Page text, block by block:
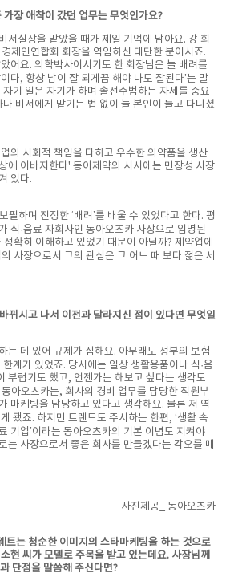
장 애착이 갔던 업무는 무엇인가요?
서실장을 맡았을 때가 제일 기억에 남아요. 강 회
제인연합회 회장을 역임하신 대단한 분이시죠.
어요. 의학박사이시기도 한 회장님은 늘 배려를
다, 항상 남이 잘 되게끔 해야 나도 잘된다’는 말
기 일은 자기가 하며 솔선수범하는 자세를 중요
비서에게 맡기는 법 없이 늘 본인이 들고 다니셨
의 사회적 책임을 다하고 우수한 의약품을 생산
에 이바지한다' 동아제약의 사시에는 민장성 사장
있다.
필하며 진정한 ‘배려’를 배울 수 있었다고 한다. 평
식·음료 자회사인 동아오츠카 사장으로 임명된
확히 이해하고 있었기 때문이 아닐까? 제약업에
사장으로서 그의 관심은 그 어느 때 보다 젊은 세
뀌시고 나서 이전과 달라지신 점이 있다면 무엇일
는 데 있어 규제가 심해요. 아무래도 정부의 보험
계가 있었죠. 당시에는 일상 생활용품이나 식·음
부럽기도 했고, 언젠가는 해보고 싶다는 생각도
아오츠카는, 회사의 경비 업무를 담당한 직원부
마케팅을 담당하고 있다고 생각해요. 물론 저 역
됐죠. 하지만 트렌드도 주시하는 한편, ‘생활 속
기업’이라는 동아오츠카의 기본 이념도 지켜야
는 사장으로서 좋은 회사를 만들겠다는 각오를 매
사진제공_ 동아오츠카
트는 청순한 이미지의 스타마케팅을 하는 것으로
현 씨가 모델로 주목을 받고 있는데요. 사장님께
단점을 말씀해 주신다면?